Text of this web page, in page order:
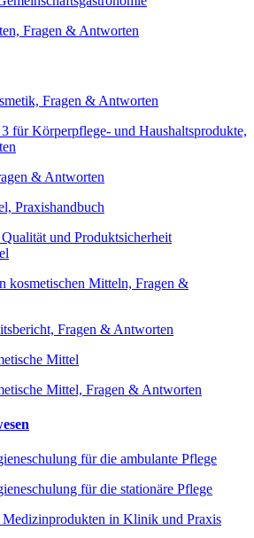
Fragen & Antworten
Fragen & Antworten
für Körperpflege- und Haushaltsprodukte,
& Antworten
Praxishandbuch
und Produktsicherheit
kosmetischen Mitteln, Fragen &
Fragen & Antworten
Mittel
Mittel, Fragen & Antworten
für die ambulante Pflege
für die stationäre Pflege
in Klinik und Praxis